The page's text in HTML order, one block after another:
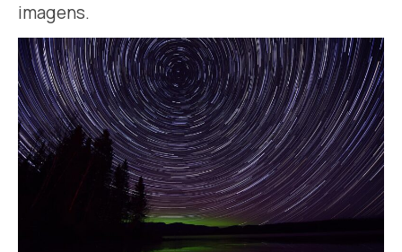
imagens.